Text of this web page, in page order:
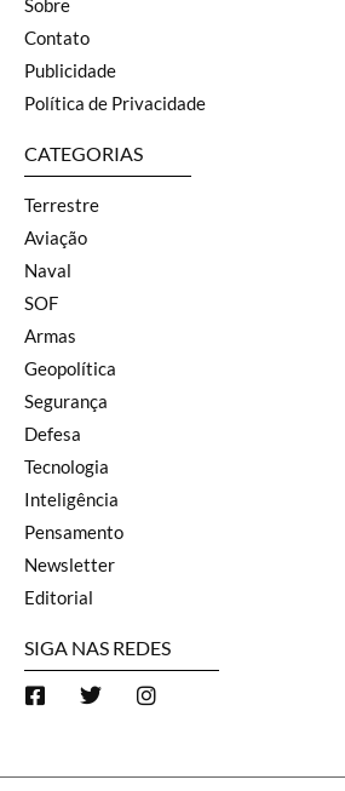
Sobre
Contato
Publicidade
Política de Privacidade
CATEGORIAS
Terrestre
Aviação
Naval
SOF
Armas
Geopolítica
Segurança
Defesa
Tecnologia
Inteligência
Pensamento
Newsletter
Editorial
SIGA NAS REDES